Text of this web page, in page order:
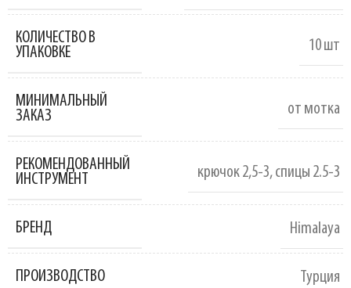
КОЛИЧЕСТВО В
УПАКОВКЕ
10 шт
МИНИМАЛЬНЫЙ
ЗАКАЗ
от мотка
РЕКОМЕНДОВАННЫЙ
ИНСТРУМЕНТ
крючок 2,5-3,спицы 2.5-3
БРЕНД Himalaya
ПРОИЗВОДСТВО Турция